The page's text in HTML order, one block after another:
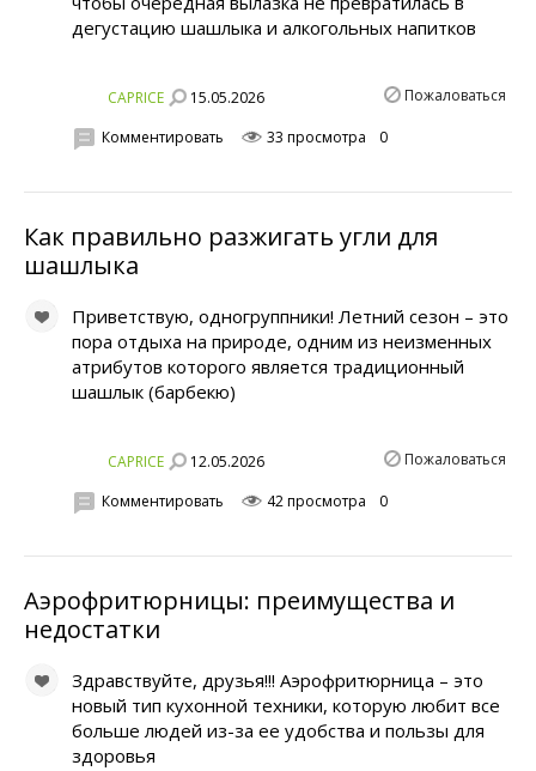
дегустацию шашлыка и алкогольных напитков
CAPRICE 15.05.2026 Пожаловаться
Комментировать 33 просмотра 0
Как правильно разжигать угли для
шашлыка
Приветствую, одногруппники! Летний сезон – это
пора отдыха на природе, одним из неизменных
атрибутов которого является традиционный
шашлык (барбекю)
CAPRICE 12.05.2026 Пожаловаться
Комментировать 42 просмотра 0
Аэрофритюрницы: преимущества и
недостатки
Здравствуйте, друзья!!! Аэрофритюрница – это
новый тип кухонной техники, которую любит все
больше людей из-за ее удобства и пользы для
здоровья